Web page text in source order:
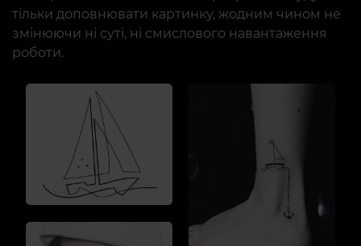
тільки доповнювати картинку, жодним чином не
змінюючи ні суті, ні смислового навантаження
роботи.